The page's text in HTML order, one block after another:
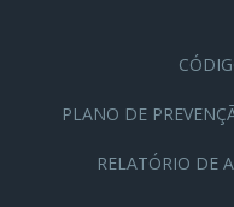
PLANO DE
RELATÓRIO DE